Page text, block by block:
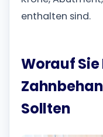
enthalten sind.
Worauf Sie
Sollten